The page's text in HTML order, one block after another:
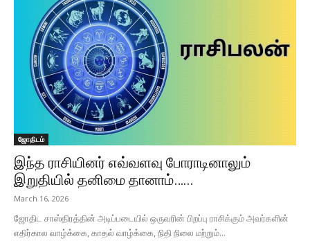
ஜோதிடம்
இந்த ராசியினர் எவ்வளவு போராடினாலும்
இறுதியில் தனிமை தானாம்…...
March 16, 2026
ஜோதிட சாஸ்திரத்தின் அடிப்படையில் ஒருவரின் பிறப்பு ராசிக்கும் அவர்களின்
எதிர்கால வாழ்க்கை, காதல் வாழ்க்கை, நிதி நிலை மற்றும்...